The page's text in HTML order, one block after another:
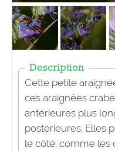
Description
Cette petite
ces araignées
antérieures plus
postérieures. Elles
le côté, comme les